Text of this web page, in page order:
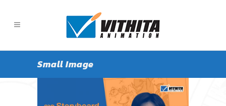
Small Image